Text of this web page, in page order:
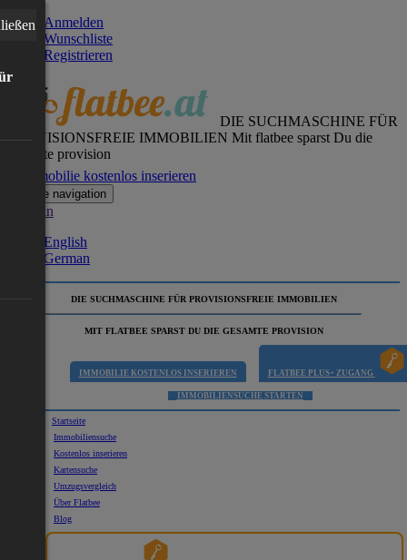
Anmelden
Wunschliste
Registrieren
DIE SUCHMASCHINE FÜR
PROVISIONSFREIE IMMOBILIEN Mit flatbee sparst Du die
gesamte provision
Immobilie kostenlos inserieren
Toggle navigation
German
English
German
DIE SUCHMASCHINE FÜR PROVISIONSFREIE IMMOBILIEN
MIT FLATBEE SPARST DU DIE GESAMTE PROVISION
IMMOBILIE KOSTENLOS INSERIEREN FLATBEE PLUS+ ZUGANG
IMMOBILIENSUCHE STARTEN
Startseite
Immobiliensuche
Kostenlos inserieren
Kartensuche
Umzugsvergleich
Über Flatbee
Blog